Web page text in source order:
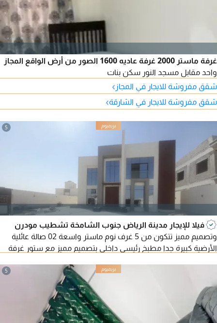
غرفة ماستر 2000 غرفة عاديه 1600 الصور من أرض الواقع المجاز
واحد مقابل مسجد النور سكن بنات
شقق مفروشة للايجار في المجاز ›
شقق مفروشة للايجار في الشارقة›
5
فيلا للإيجار مدينة الرياض جنوب الشامخة تشطيب مودرن
وتصميم مميز تتكون من 5 غرف نوم ماستر واسعة 02 صالة عائلية
الأرضية كبيرة جدا مطبخ رئيسي داخلي بتصميم مميز مع ستور غرفة
5